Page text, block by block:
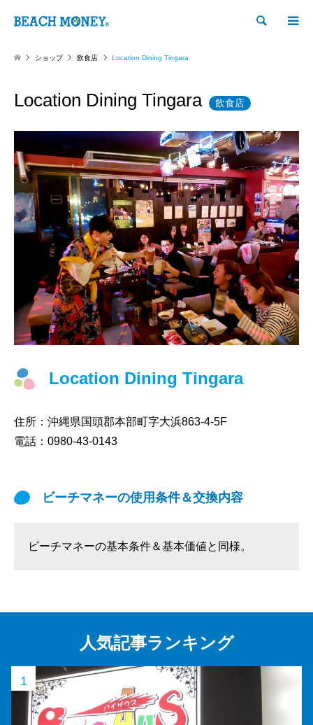
検索
ショップ 飲食店 Location Dining Tingara
Location Dining Tingara 飲食店
Location Dining Tingara
住所： 沖縄県国頭郡本部町字大浜863-4-5F
電話： 0980-43-0143
ビーチマネーの使用条件＆交換内容
ビーチマネーの基本条件＆基本価値と同様。
人気記事ランキング
1